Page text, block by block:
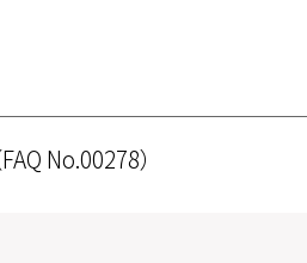
FAQ No.00278）